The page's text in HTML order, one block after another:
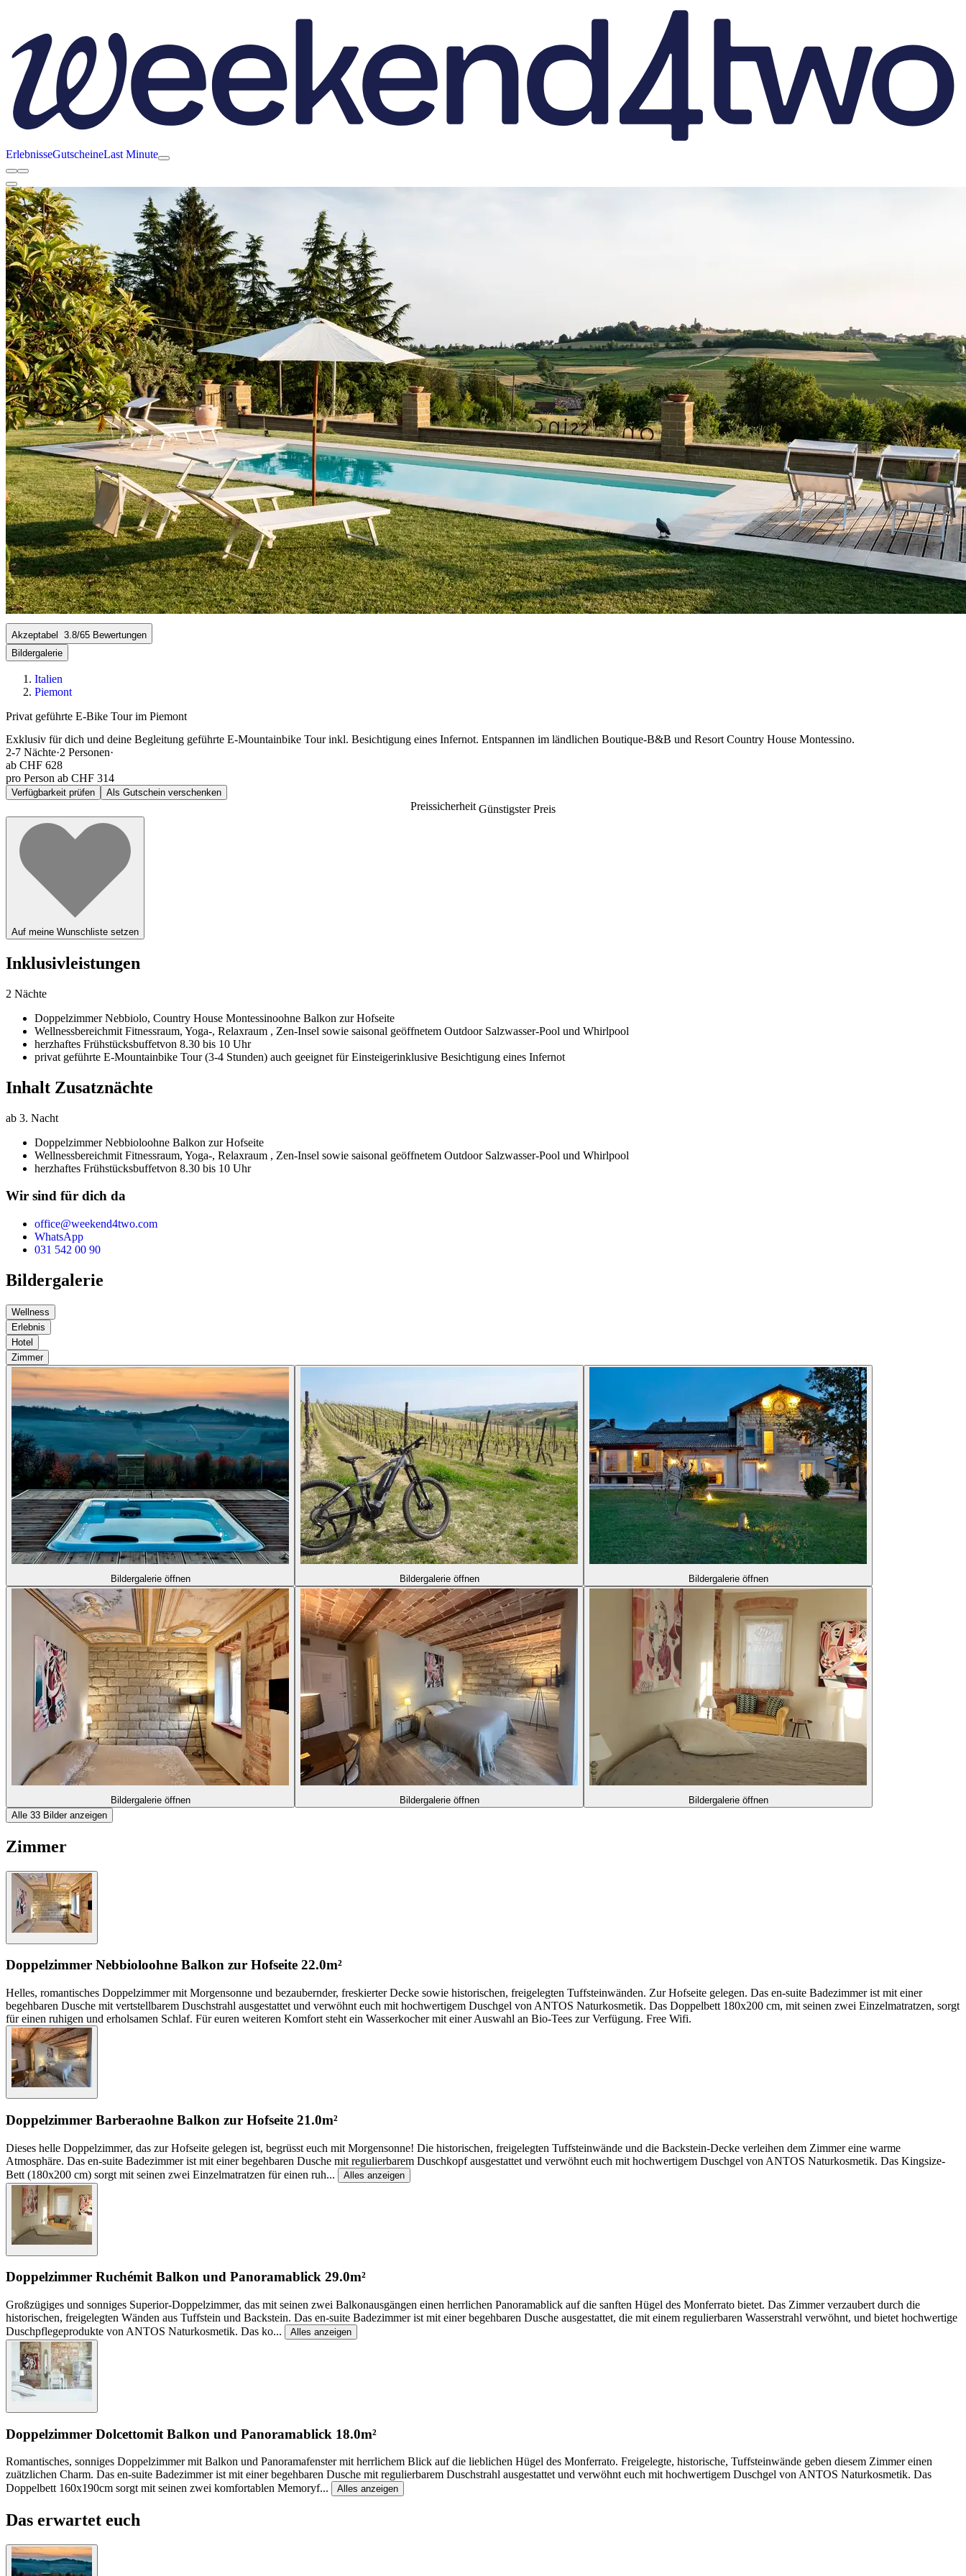
ErlebnisseGutscheineLast Minute
Akzeptabel 3.8/65 Bewertungen
Bildergalerie
Italien
Piemont
Privat geführte E-Bike Tour im Piemont
Exklusiv für dich und deine Begleitung geführte E-Mountainbike Tour inkl. Besichtigung eines Infernot. Entspannen im ländlichen Boutique-B&B und Resort Country House Montessino.
2-7 Nächte·2 Personen·
ab CHF 628
pro Person ab CHF 314
Verfügbarkeit prüfen Als Gutschein verschenken
Preissicherheit Günstigster Preis
Auf meine Wunschliste setzen
Inklusivleistungen
2 Nächte
Doppelzimmer Nebbiolo, Country House Montessinoohne Balkon zur Hofseite
Wellnessbereichmit Fitnessraum, Yoga-, Relaxraum , Zen-Insel sowie saisonal geöffnetem Outdoor Salzwasser-Pool und Whirlpool
herzhaftes Frühstücksbuffetvon 8.30 bis 10 Uhr
privat geführte E-Mountainbike Tour (3-4 Stunden) auch geeignet für Einsteigerinklusive Besichtigung eines Infernot
Inhalt Zusatznächte
ab 3. Nacht
Doppelzimmer Nebbioloohne Balkon zur Hofseite
Wellnessbereichmit Fitnessraum, Yoga-, Relaxraum , Zen-Insel sowie saisonal geöffnetem Outdoor Salzwasser-Pool und Whirlpool
herzhaftes Frühstücksbuffetvon 8.30 bis 10 Uhr
Wir sind für dich da
office@weekend4two.com
WhatsApp
031 542 00 90
Bildergalerie
Wellness
Erlebnis
Hotel
Zimmer
Bildergalerie öffnen Bildergalerie öffnen Bildergalerie öffnen
Bildergalerie öffnen Bildergalerie öffnen
Bildergalerie öffnen
Alle 33 Bilder anzeigen
Zimmer
Doppelzimmer Nebbioloohne Balkon zur Hofseite 22.0m²
Helles, romantisches Doppelzimmer mit Morgensonne und bezaubernder, freskierter Decke sowie historischen, freigelegten Tuffsteinwänden. Zur Hofseite gelegen. Das en-suite Badezimmer ist mit einer
begehbaren Dusche mit vertstellbarem Duschstrahl ausgestattet und verwöhnt euch mit hochwertigem Duschgel von ANTOS Naturkosmetik. Das Doppelbett 180x200 cm, mit seinen zwei Einzelmatratzen, sorgt
für einen ruhigen und erholsamen Schlaf. Für euren weiteren Komfort steht ein Wasserkocher mit einer Auswahl an Bio-Tees zur Verfügung. Free Wifi.
Doppelzimmer Barberaohne Balkon zur Hofseite 21.0m²
Dieses helle Doppelzimmer, das zur Hofseite gelegen ist, begrüsst euch mit Morgensonne! Die historischen, freigelegten Tuffsteinwände und die Backstein-Decke verleihen dem Zimmer eine warme
Atmosphäre. Das en-suite Badezimmer ist mit einer begehbaren Dusche mit regulierbarem Duschkopf ausgestattet und verwöhnt euch mit hochwertigem Duschgel von ANTOS Naturkosmetik. Das Kingsize-
Bett (180x200 cm) sorgt mit seinen zwei Einzelmatratzen für einen ruh... Alles anzeigen
Doppelzimmer Ruchémit Balkon und Panoramablick 29.0m²
Großzügiges und sonniges Superior-Doppelzimmer, das mit seinen zwei Balkonausgängen einen herrlichen Panoramablick auf die sanften Hügel des Monferrato bietet. Das Zimmer verzaubert durch die
historischen, freigelegten Wänden aus Tuffstein und Backstein. Das en-suite Badezimmer ist mit einer begehbaren Dusche ausgestattet, die mit einem regulierbaren Wasserstrahl verwöhnt, und bietet hochwertige
Duschpflegeprodukte von ANTOS Naturkosmetik. Das ko... Alles anzeigen
Doppelzimmer Dolcettomit Balkon und Panoramablick 18.0m²
Romantisches, sonniges Doppelzimmer mit Balkon und Panoramafenster mit herrlichem Blick auf die lieblichen Hügel des Monferrato. Freigelegte, historische, Tuffsteinwände geben diesem Zimmer einen
zuätzlichen Charm. Das en-suite Badezimmer ist mit einer begehbaren Dusche mit regulierbarem Duschstrahl ausgestattet und verwöhnt euch mit hochwertigem Duschgel von ANTOS Naturkosmetik. Das
Doppelbett 160x190cm sorgt mit seinen zwei komfortablen Memoryf... Alles anzeigen
Das erwartet euch